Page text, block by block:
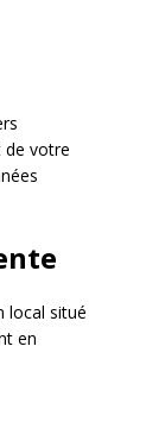
de votre
local situé
en